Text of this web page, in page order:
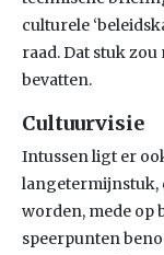
culturele
raad. Dat stuk
bevatten.
Cultuurvisie
Intussen ligt er
langetermijnstuk,
worden, mede op
speerpunten